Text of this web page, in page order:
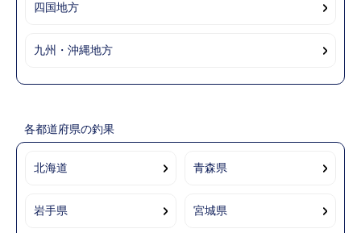
四国地方
九州・沖縄地方
各都道府県の釣果
北海道 青森県
岩手県 宮城県